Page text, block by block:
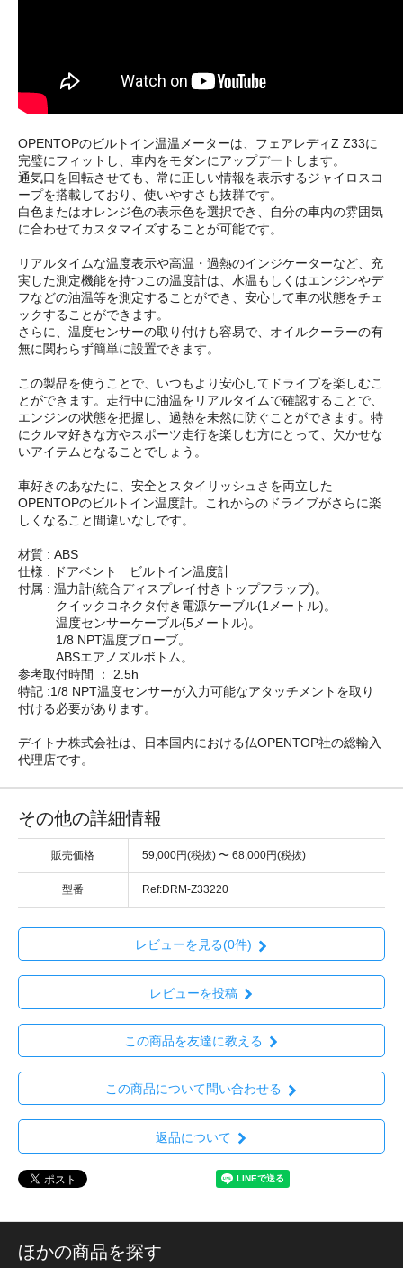
OPENTOPのビルトイン温温メーターは、フェアレディZ Z33に
完璧にフィットし、車内をモダンにアップデートします。
通気口を回転させても、常に正しい情報を表示するジャイロスコ
ープを搭載しており、使いやすさも抜群です。
白色またはオレンジ色の表示色を選択でき、自分の車内の雰囲気
に合わせてカスタマイズすることが可能です。
リアルタイムな温度表示や高温・過熱のインジケーターなど、充
実した測定機能を持つこの温度計は、水温もしくはエンジンやデ
フなどの油温等を測定することができ、安心して車の状態をチェ
ックすることができます。
さらに、温度センサーの取り付けも容易で、オイルクーラーの有
無に関わらず簡単に設置できます。
この製品を使うことで、いつもより安心してドライブを楽しむこ
とができます。走行中に油温をリアルタイムで確認することで、
エンジンの状態を把握し、過熱を未然に防ぐことができます。特
にクルマ好きな方やスポーツ走行を楽しむ方にとって、欠かせな
いアイテムとなることでしょう。
車好きのあなたに、安全とスタイリッシュさを両立した
OPENTOPのビルトイン温度計。これからのドライブがさらに楽
しくなること間違いなしです。
材質 : ABS
仕様 : ドアベント ビルトイン温度計
付属 : 温力計(統合ディスプレイ付きトップフラップ)。
クイックコネクタ付き電源ケーブル(1メートル)。
温度センサーケーブル(5メートル)。
1/8 NPT温度プローブ。
ABSエアノズルボトム。
参考取付時間 ： 2.5h
特記 :1/8 NPT温度センサーが入力可能なアタッチメントを取り
付ける必要があります。
デイトナ株式会社は、日本国内における仏OPENTOP社の総輸入
代理店です。
その他の詳細情報
販売価格 59,000円(税抜) 〜 68,000円(税抜)
型番 Ref:DRM-Z33220
レビューを見る(0件)
レビューを投稿
この商品を友達に教える
この商品について問い合わせる
返品について
ほかの商品を探す